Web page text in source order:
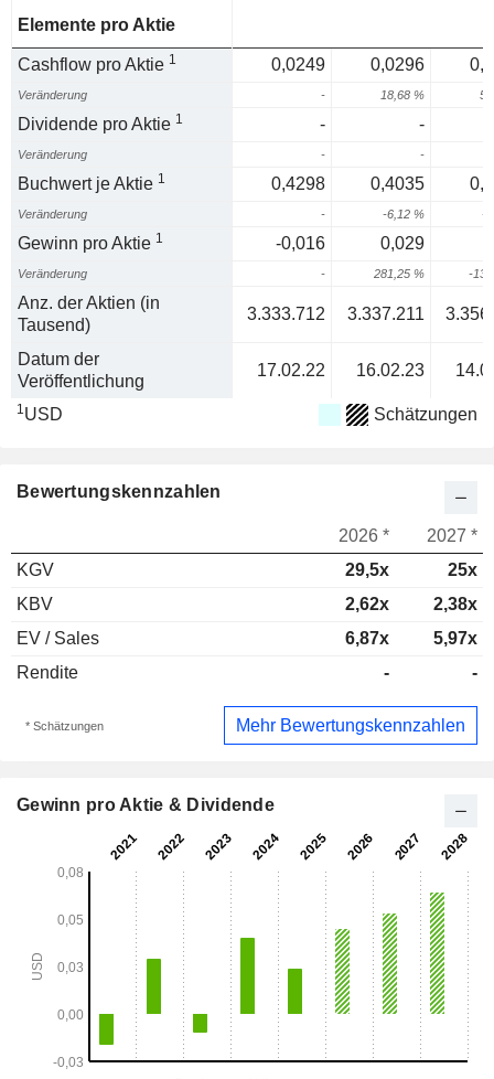
Elemente pro Aktie
Cashflow pro Aktie 1 0,0249 0,0296
Veränderung - 18,68 %
Dividende pro Aktie 1 - -
Veränderung - -
Buchwert je Aktie 1 0,4298 0,4035
Veränderung - -6,12 % -
Gewinn pro Aktie 1 -0,016 0,029
Veränderung - 281,25 % -
Anz. der Aktien (in
Tausend)
3.333.712 3.337.211
Datum der
Veröffentlichung
17.02.22 16.02.23
1USD Schätzungen
Bewertungskennzahlen
2026 *
2027 *
KGV
29,5x
25x
KBV
2,62x
2,38x
EV / Sales
6,87x
5,97x
Rendite
- -
* Schätzungen Mehr Bewertungskennzahlen
Gewinn pro Aktie & Dividende